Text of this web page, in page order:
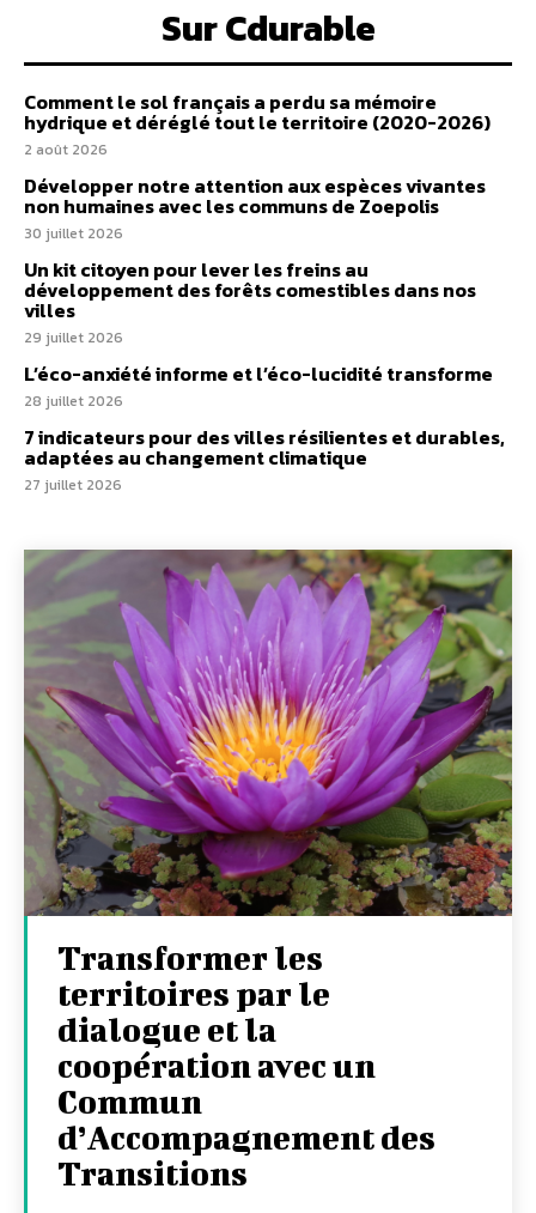
Sur Cdurable
Comment le sol français a perdu sa mémoire
hydrique et déréglé tout le territoire (2020-2026)
2 août 2026
Développer notre attention aux espèces vivantes
non humaines avec les communs de Zoepolis
30 juillet 2026
Un kit citoyen pour lever les freins au
développement des forêts comestibles dans nos
villes
29 juillet 2026
L’éco-anxiété informe et l’éco-lucidité transforme
28 juillet 2026
7 indicateurs pour des villes résilientes et durables,
adaptées au changement climatique
27 juillet 2026
Transformer les
territoires par le
dialogue et la
coopération avec un
Commun
d’Accompagnement des
Transitions